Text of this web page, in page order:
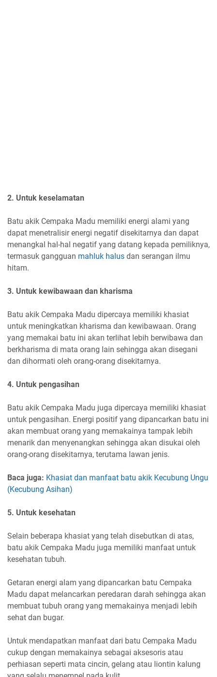
2. Untuk keselamatan
Batu akik Cempaka Madu memiliki energi alami yang
dapat menetralisir energi negatif disekitarnya dan dapat
menangkal hal-hal negatif yang datang kepada pemiliknya,
termasuk gangguan mahluk halus dan serangan ilmu
hitam.
3. Untuk kewibawaan dan kharisma
Batu akik Cempaka Madu dipercaya memiliki khasiat
untuk meningkatkan kharisma dan kewibawaan. Orang
yang memakai batu ini akan terlihat lebih berwibawa dan
berkharisma di mata orang lain sehingga akan disegani
dan dihormati oleh orang-orang disekitarnya.
4. Untuk pengasihan
Batu akik Cempaka Madu juga dipercaya memiliki khasiat
untuk pengasihan. Energi positif yang dipancarkan batu ini
akan membuat orang yang memakainya tampak lebih
menarik dan menyenangkan sehingga akan disukai oleh
orang-orang disekitarnya, terutama lawan jenis.
Baca juga: Khasiat dan manfaat batu akik Kecubung Ungu
(Kecubung Asihan)
5. Untuk kesehatan
Selain beberapa khasiat yang telah disebutkan di atas,
batu akik Cempaka Madu juga memiliki manfaat untuk
kesehatan tubuh.
Getaran energi alam yang dipancarkan batu Cempaka
Madu dapat melancarkan peredaran darah sehingga akan
membuat tubuh orang yang memakainya menjadi lebih
sehat dan bugar.
Untuk mendapatkan manfaat dari batu Cempaka Madu
cukup dengan memakainya sebagai aksesoris atau
perhiasan seperti mata cincin, gelang atau liontin kalung